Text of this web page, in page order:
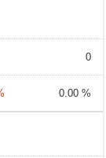
0
0.00 %